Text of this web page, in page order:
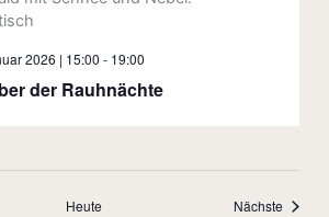
der Rauhnächte
2026 | 15:00 - 19:00
Heute Nächste